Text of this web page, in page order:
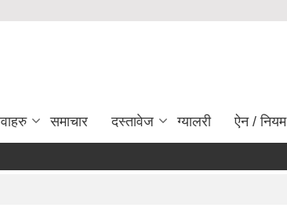
समाचार दस्तावेज ग्यालरी ऐन / नियम